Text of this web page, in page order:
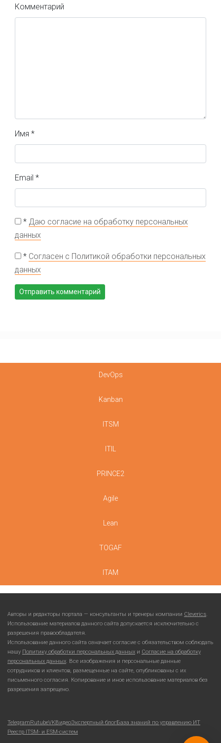
Комментарий
Имя *
Email *
* Даю согласие на обработку персональных
данных
* Согласен с Политикой обработки персональных
данных
DevOps
Kanban
ITSM
ITIL
PRINCE2
Agile
Lean
TOGAF
ITAM
Авторы и редакторы портала — консультанты и тренеры компании Cleverics.
Использование материалов данного сайта допускается исключительно с
разрешения правообладателя.
Использование данного сайта означает согласие с обязательством соблюдать
нашу Политику обработки персональных данных и Согласие на обработку
персональных данных. Все изображения и персональные данные
сотрудников и клиентов, размещенные на сайте, опубликованы с их
письменного согласия. Копирование и иное использование материалов без
разрешения запрещено.
TelegramRutubeVKВидеоЭкспертный блогБаза знаний по управлению ИТ
Реестр ITSM- и ESM-систем